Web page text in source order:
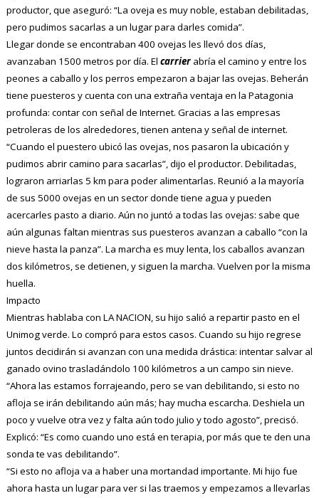
productor, que aseguró: “La oveja es muy noble, estaban debilitadas,
pero pudimos sacarlas a un lugar para darles comida”.
Llegar donde se encontraban 400 ovejas les llevó dos días,
avanzaban 1500 metros por día. El carrierabría el camino y entre los
peones a caballo y los perros empezaron a bajar las ovejas. Beherán
tiene puesteros y cuenta con una extraña ventaja en la Patagonia
profunda: contar con señal de Internet. Gracias a las empresas
petroleras de los alrededores, tienen antena y señal de internet.
“Cuando el puestero ubicó las ovejas, nos pasaron la ubicación y
pudimos abrir camino para sacarlas”,dijo el productor. Debilitadas,
lograron arriarlas 5 km para poder alimentarlas. Reunió a la mayoría
de sus 5000 ovejas en un sector donde tiene agua y pueden
acercarles pasto a diario. Aún no juntó a todas las ovejas: sabe que
aún algunas faltan mientras sus puesteros avanzan a caballo “con la
nieve hasta la panza”. La marcha es muy lenta, los caballos avanzan
dos kilómetros, se detienen, y siguen la marcha. Vuelven por la misma
huella.
Impacto
Mientras hablaba con LA NACION, su hijo salió a repartir pasto en el
Unimog verde. Lo compró para estos casos. Cuando su hijo regrese
juntos decidirán si avanzan con una medida drástica: intentar salvar al
ganado ovino trasladándolo 100 kilómetros a un campo sin nieve.
“Ahora las estamos forrajeando, pero se van debilitando, si esto no
afloja se irán debilitando aún más; hay mucha escarcha. Deshiela un
poco y vuelve otra vez y falta aún todo julio y todo agosto”, precisó.
Explicó: “Es como cuando uno está en terapia, por más que te den una
sonda te vas debilitando”.
“Si esto no afloja va a haber una mortandad importante. Mi hijo fue
ahora hasta un lugar para ver si las traemos y empezamos a llevarlas